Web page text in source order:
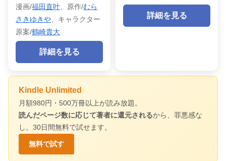
漫画/福田直叶 、原作/むら
さきゆきや 、キャラクター
原案/鶴崎貴大
詳細を見る
詳細を見る
Kindle Unlimited
月額980円・500万冊以上が読み放題。
読んだページ数に応じて著者に還元されるから、罪悪感な
し。30日間無料で試せます。
無料で試す